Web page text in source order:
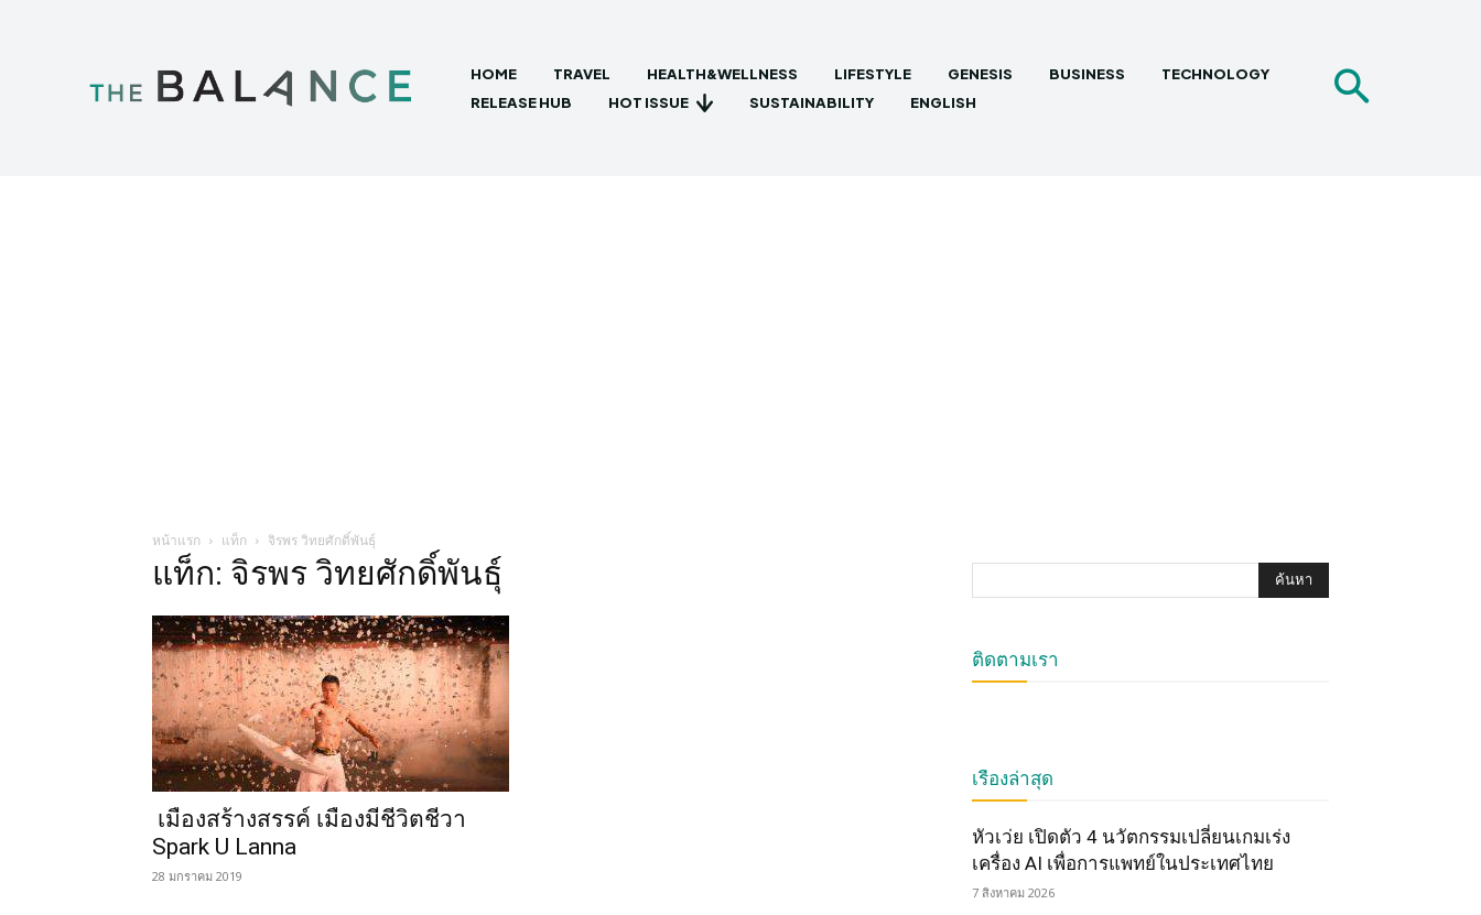
HOME TRAVEL HEALTH&WELLNESS LIFESTYLE GENESIS BUSINESS
TECHNOLOGY
RELEASE HUB
HOT ISSUE SUSTAINABILITY ENGLISH
หน้าแรก แท็ก จิรพร วิทยศักดิ์พันธุ์
แท็ก: จิรพร วิทยศักดิ์พันธุ์
เมืองสร้างสรรค์ เมืองมีชีวิตชีวา
Spark U Lanna
28 มกราคม 2019
ติดตามเรา
เรื่องล่าสุด
หัวเว่ย เปิดตัว 4 นวัตกรรมเปลี่ยนเกมเร่ง
เครื่อง AI เพื่อการแพทย์ในประเทศไทย
7 สิงหาคม 2026